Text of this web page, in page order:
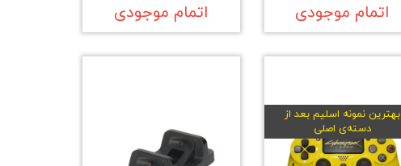
اتمام موجودی اتمام موجودی
بهترین نمونه اسلیم بعد از
دسته‌ی اصلی